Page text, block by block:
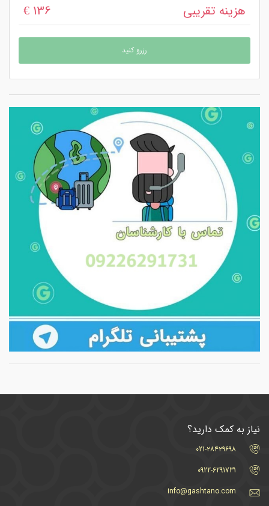
هزینه تقریبی 136 €
رزرو کنید
نیاز به کمک دارید؟
021-۲۸۴۲۹۶۹۸
0922-6291731
info@gashtano.com